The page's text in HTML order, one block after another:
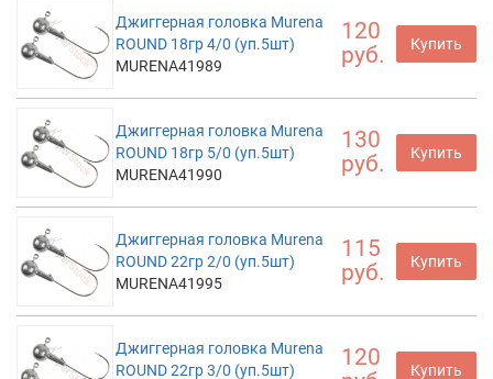
Джиггерная головка Murena
ROUND 18гр 4/0 (уп.5шт)
MURENA41989
120
руб.
Купить
Джиггерная головка Murena
ROUND 18гр 5/0 (уп.5шт)
MURENA41990
130
руб.
Купить
Джиггерная головка Murena
ROUND 22гр 2/0 (уп.5шт)
MURENA41995
115
руб.
Купить
Джиггерная головка Murena
ROUND 22гр 3/0 (уп.5шт)
120
Купить